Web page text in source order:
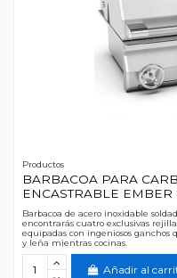
Productos
BARBACOA PARA
ENCASTRABLE
Barbacoa de acero inoxidable
encontrarás cuatro exclusivas
equipadas con ingeniosos
y leña mientras cocinas.
Añadir al